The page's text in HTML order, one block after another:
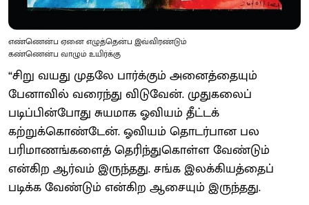
எண்ணென்ப ஏனை எழுத்தென்ப இவ்விரண்டும்
கண்ணென்ப வாழும் உயிர்க்கு
“சிறு வயது முதலே பார்க்கும் அனைத்தையும்
பேனாவில் வரைந்து விடுவேன். முதுகலைப்
படிப்பின்போது சுயமாக ஓவியம் தீட்டக்
கற்றுக்கொண்டேன். ஓவியம் தொடர்பான பல
பரிமாணங்களைத் தெரிந்துகொள்ள வேண்டும்
என்கிற ஆர்வம் இருந்தது. சங்க இலக்கியத்தைப்
படிக்க வேண்டும் என்கிற ஆசையும் இருந்தது.